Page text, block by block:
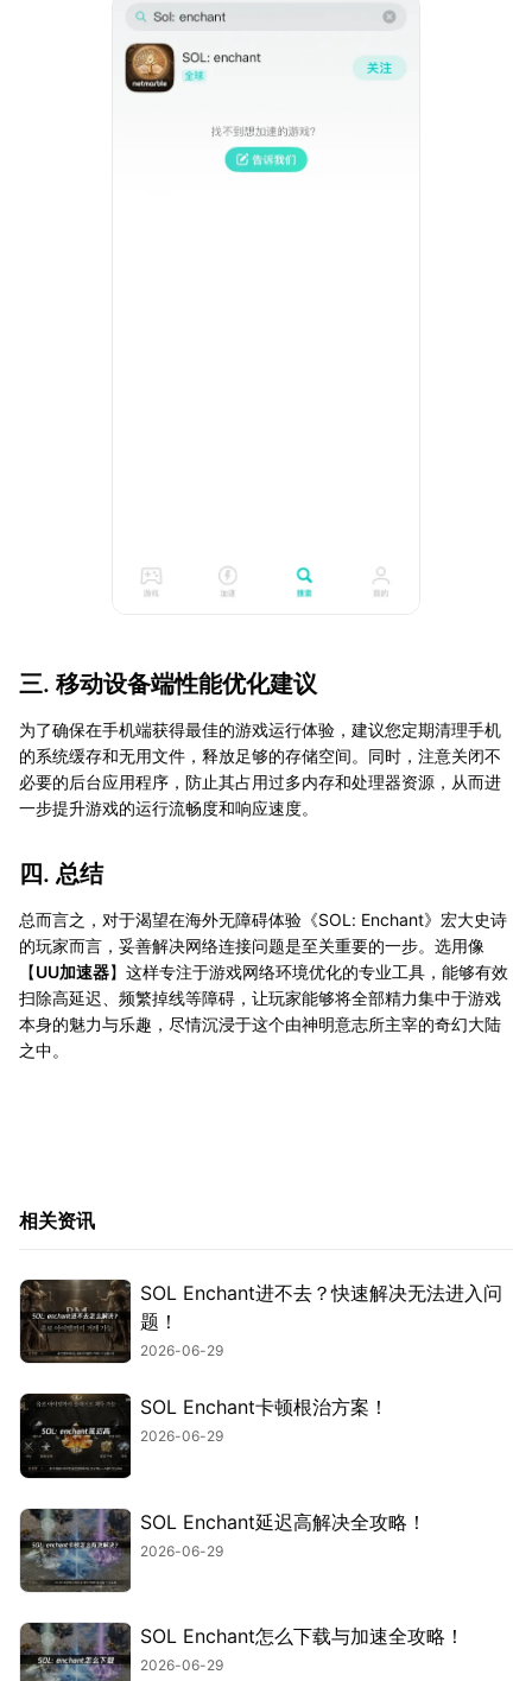
三. 移动设备端性能优化建议
为了确保在手机端获得最佳的游戏运行体验，建议您定期清理手机
的系统缓存和无用文件，释放足够的存储空间。同时，注意关闭不
必要的后台应用程序，防止其占用过多内存和处理器资源，从而进
一步提升游戏的运行流畅度和响应速度。
四. 总结
总而言之，对于渴望在海外无障碍体验《SOL: Enchant》宏大史诗
的玩家而言，妥善解决网络连接问题是至关重要的一步。选用像
【UU加速器】这样专注于游戏网络环境优化的专业工具，能够有效
扫除高延迟、频繁掉线等障碍，让玩家能够将全部精力集中于游戏
本身的魅力与乐趣，尽情沉浸于这个由神明意志所主宰的奇幻大陆
之中。
相关资讯
SOL Enchant进不去？快速解决无法进入问
题！
2026-06-29
SOL Enchant卡顿根治方案！
2026-06-29
SOL Enchant延迟高解决全攻略！
2026-06-29
SOL Enchant怎么下载与加速全攻略！
2026-06-29